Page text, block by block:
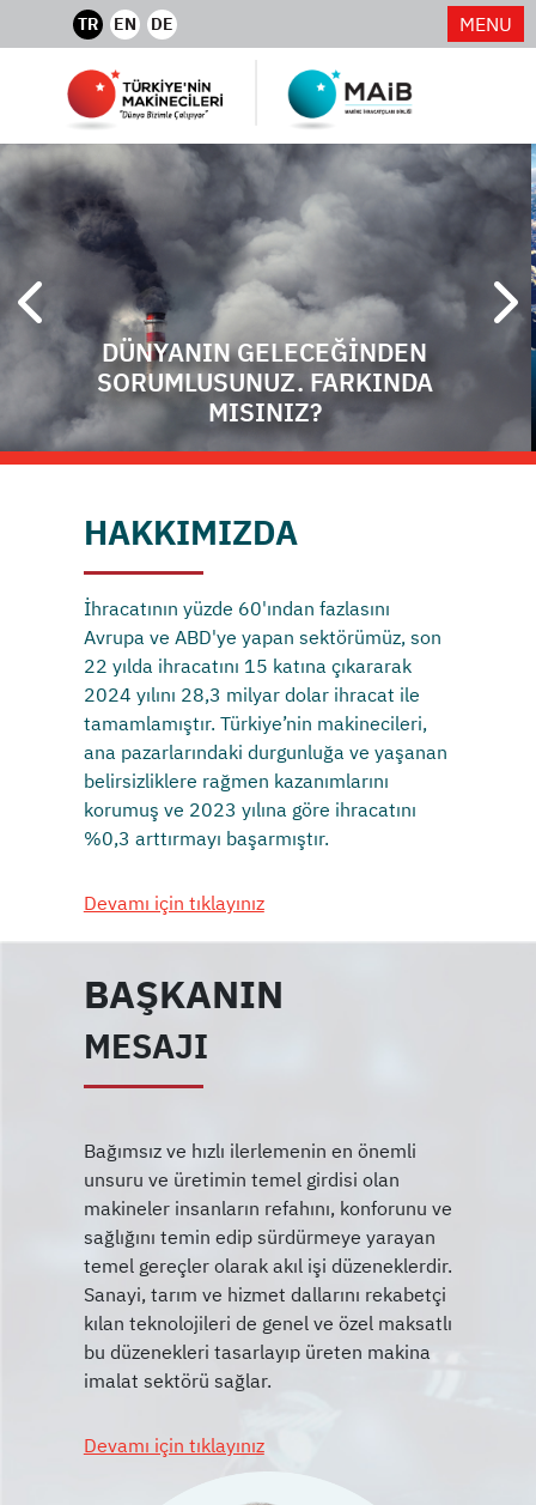
TR EN DE MENU
DÜNYANIN GELECEĞİNDEN
SORUMLUSUNUZ. FARKINDA
MISINIZ?
HAKKIMIZDA
İhracatının yüzde 60'ından fazlasını
Avrupa ve ABD'ye yapan sektörümüz, son
22 yılda ihracatını 15 katına çıkararak
2024 yılını 28,3 milyar dolar ihracat ile
tamamlamıştır. Türkiye’nin makinecileri,
ana pazarlarındaki durgunluğa ve yaşanan
belirsizliklere rağmen kazanımlarını
korumuş ve 2023 yılına göre ihracatını
%0,3 arttırmayı başarmıştır.
Devamı için tıklayınız
BAŞKANIN
MESAJI
Bağımsız ve hızlı ilerlemenin en önemli
unsuru ve üretimin temel girdisi olan
makineler insanların refahını, konforunu ve
sağlığını temin edip sürdürmeye yarayan
temel gereçler olarak akıl işi düzeneklerdir.
Sanayi, tarım ve hizmet dallarını rekabetçi
kılan teknolojileri de genel ve özel maksatlı
bu düzenekleri tasarlayıp üreten makina
Devamı için tıklayınız